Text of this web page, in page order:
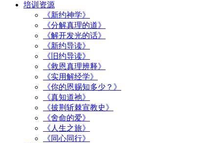
培训资源
《新约神学》
《分解真理的道》
《解开发光的话》
《新约导读》
《旧约导读》
《救恩真理辨释》
《实用解经学》
《你的恩赐知多少？》
《真知道祂》
《披荆斩棘宣教史》
《舍命的爱》
《人生之旅》
《同心同行》